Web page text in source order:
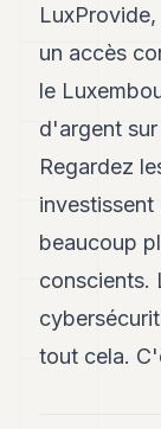
un accès
le
d'argent
Regardez
beaucoup
conscients.
tout cela.